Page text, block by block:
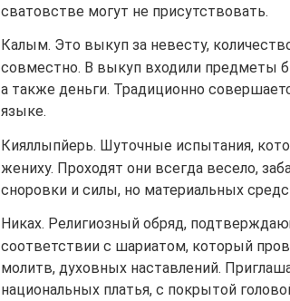
сватовстве могут не присутствовать.
Калым. Это выкуп за невесту,
совместно. В выкуп входили предметы
а также деньги. Традиционно
языке.
Кияллыпйерь. Шуточные испытания,
жениху. Проходят они всегда весело,
сноровки и силы, но материальных
Никах. Религиозный обряд,
соответствии с шариатом, который
молитв, духовных наставлений.
национальных платья, с покрытой